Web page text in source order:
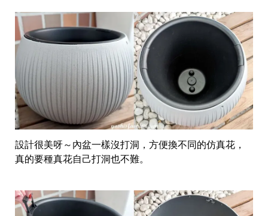
設計很美呀～內盆一樣沒打洞，方便換不同的仿真花，
真的要種真花自己打洞也不難。